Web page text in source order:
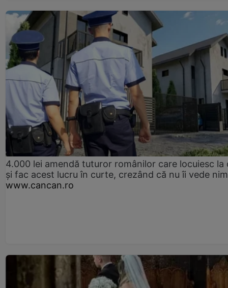
4.000 lei amendă tuturor românilor care locuiesc la
și fac acest lucru în curte, crezând că nu îi vede
www.cancan.ro